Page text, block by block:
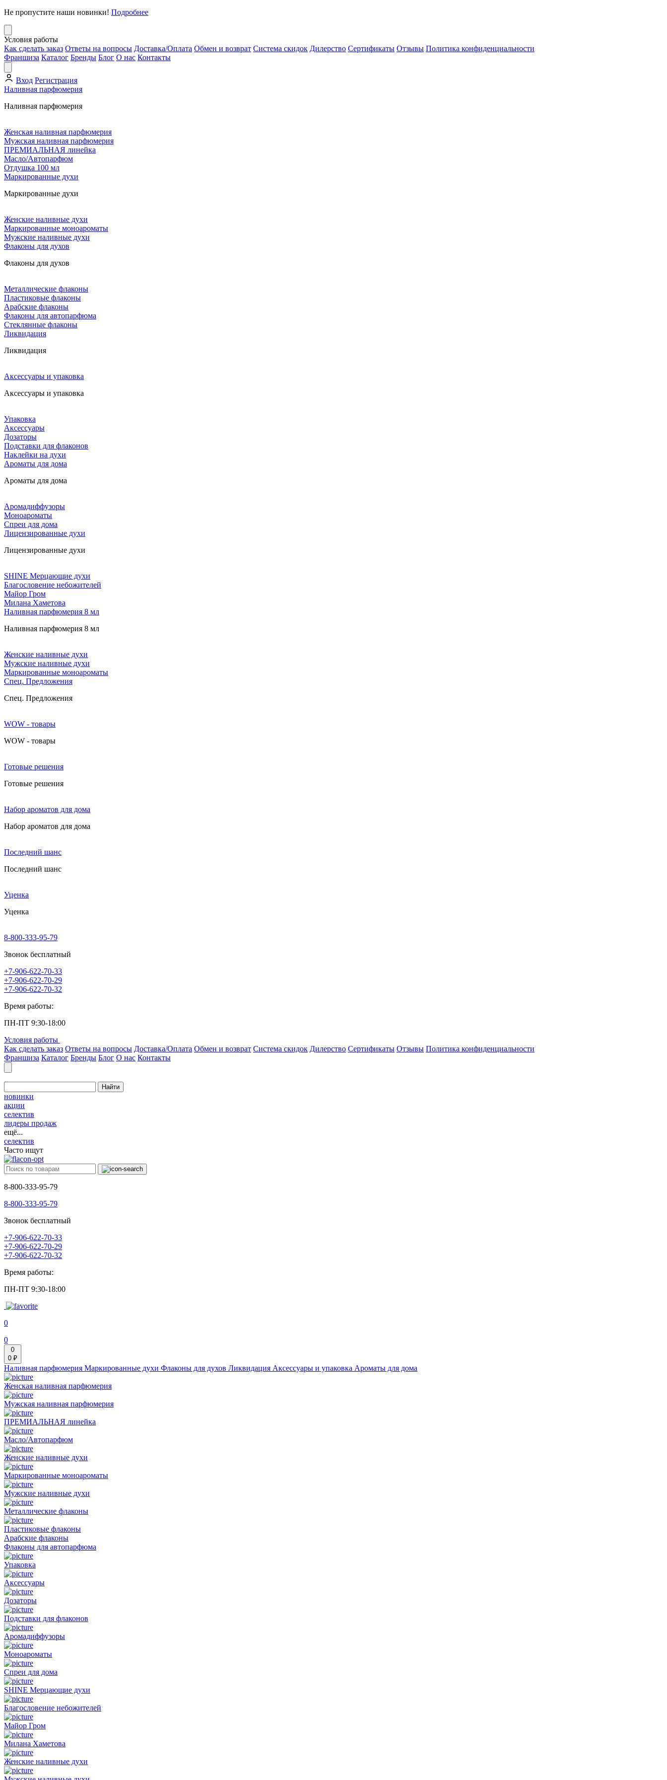
Не пропустите наши новинки! Подробнее
Условия работы
Как сделать заказ Ответы на вопросы Доставка/Оплата Обмен и возврат Система скидок Дилерство Сертификаты Отзывы Политика конфиденциальности
Франшиза Каталог Бренды Блог О нас Контакты
Вход Регистрация
Наливная парфюмерия
Наливная парфюмерия
Женская наливная парфюмерия
Мужская наливная парфюмерия
ПРЕМИАЛЬНАЯ линейка
Масло/Автопарфюм
Отдушка 100 мл
Маркированные духи
Маркированные духи
Женские наливные духи
Маркированные моноароматы
Мужские наливные духи
Флаконы для духов
Флаконы для духов
Металлические флаконы
Пластиковые флаконы
Арабские флаконы
Флаконы для автопарфюма
Стеклянные флаконы
Ликвидация
Ликвидация
Аксессуары и упаковка
Аксессуары и упаковка
Упаковка
Аксессуары
Дозаторы
Подставки для флаконов
Наклейки на духи
Ароматы для дома
Ароматы для дома
Аромадиффузоры
Моноароматы
Спреи для дома
Лицензированные духи
Лицензированные духи
SHINE Мерцающие духи
Благословение небожителей
Майор Гром
Милана Хаметова
Наливная парфюмерия 8 мл
Наливная парфюмерия 8 мл
Женские наливные духи
Мужские наливные духи
Маркированные моноароматы
Cпец. Предложения
Cпец. Предложения
WOW - товары
WOW - товары
Готовые решения
Готовые решения
Набор ароматов для дома
Набор ароматов для дома
Последний шанс
Последний шанс
Уценка
Уценка
8-800-333-95-79
Звонок бесплатный
+7-906-622-70-33
+7-906-622-70-29
+7-906-622-70-32
Время работы:
ПН-ПТ 9:30-18:00
Условия работы
Как сделать заказ Ответы на вопросы Доставка/Оплата Обмен и возврат Система скидок Дилерство Сертификаты Отзывы Политика конфиденциальности
Франшиза Каталог Бренды Блог О нас Контакты
Найти
новинки
акции
селектив
лидеры продаж
ещё...
селектив
Часто ищут
8-800-333-95-79
8-800-333-95-79
Звонок бесплатный
+7-906-622-70-33
+7-906-622-70-29
+7-906-622-70-32
Время работы:
ПН-ПТ 9:30-18:00
0
0
0
0 ₽
Наливная парфюмерия Маркированные духи Флаконы для духов Ликвидация Аксессуары и упаковка Ароматы для дома
Женская наливная парфюмерия
Мужская наливная парфюмерия
ПРЕМИАЛЬНАЯ линейка
Масло/Автопарфюм
Женские наливные духи
Маркированные моноароматы
Мужские наливные духи
Металлические флаконы
Пластиковые флаконы
Арабские флаконы
Флаконы для автопарфюма
Упаковка
Аксессуары
Дозаторы
Подставки для флаконов
Аромадиффузоры
Моноароматы
Спреи для дома
SHINE Мерцающие духи
Благословение небожителей
Майор Гром
Милана Хаметова
Женские наливные духи